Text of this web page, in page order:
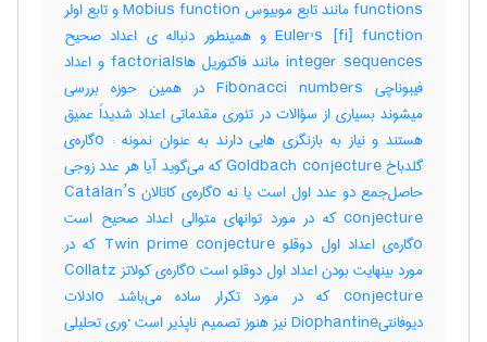
functions مانند تابع موبیوس Mobius function و تابع اولر
Euler's [fi] function و همینطور دنباله ی اعداد صحیح
integer sequences مانند فاکتوریل هاfactorials و اعداد
فیبوناچی Fibonacci numbers در همین حوزه بررسی
میشوند بسیاری از سؤالات در تئوری مقدماتی اعداد شدیداً عمیق
هستند و نیاز به بازنگری هایی دارند به عنوان نمونه : oگاره‌ی
گلدباخ Goldbach conjecture که می‌گوید آیا هر عدد زوجی
حاصل‌جمع دو عدد اول است یا نه oگاره‌ی کاتالان Catalan’s
conjecture که در مورد توانهای متوالی اعداد صحیح است
oگاره‌ی اعداد اول دوقلو Twin prime conjecture که در
مورد بینهایت بودن اعداد اول دوقلو است oگاره‌ی کولاتز Collatz
conjecture که در مورد تکرار ساده می‌باشد oادلات
دیوفانتیDiophantine نیز هنوز تصمیم ناپذیر است ·وری تحلیلی